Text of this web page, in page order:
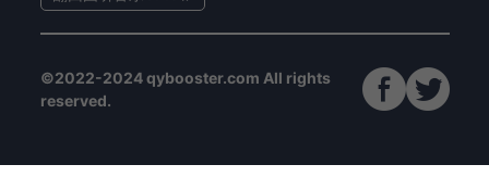
©2022-2024 qybooster.com All rights
reserved.